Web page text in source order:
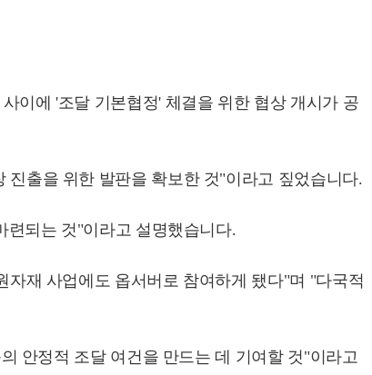
이에 '조달 기본협정' 체결을 위한 협상 개시가 공
출을 위한 발판을 확보한 것"이라고 짚었습니다.
련되는 것"이라고 설명했습니다.
재 사업에도 옵서버로 참여하게 됐다"며 "다국적
안정적 조달 여건을 만드는 데 기여할 것"이라고